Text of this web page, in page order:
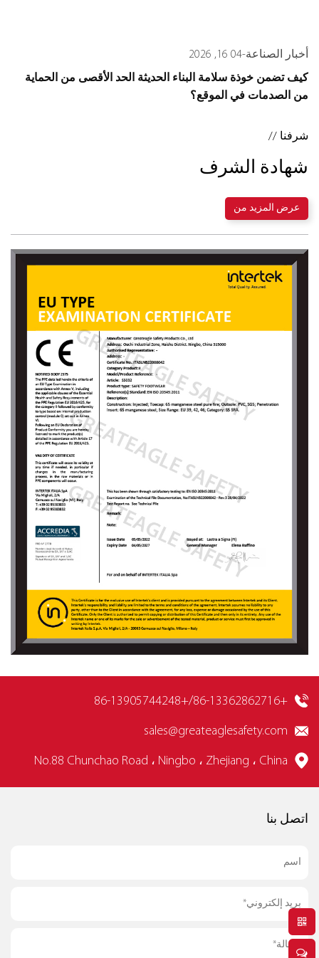
كيف تضمن خوذة سلامة البناء
شرفنا //
شهادة الشرف
عرض المزيد من
+86-13362862716/+86-13905744248
sales@greateaglesafety.com
No.88 Chunchao Road ، Ningbo ، Zhejiang ، China
اتصل بنا